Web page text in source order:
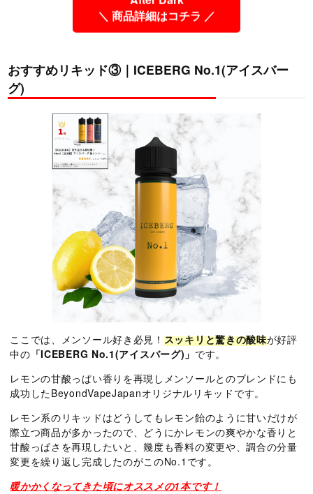
＼ 商品詳細はコチラ ／
おすすめリキッド③｜ICEBERG No.1(アイスバー
グ)
ここでは、メンソール好き必見！ スッキリと驚きの酸味が好評
中の 「ICEBERG No.1(アイスバーグ)」 です。
レモンの甘酸っぱい香りを再現しメンソールとのブレンドにも
成功したBeyondVapeJapanオリジナルリキッドです。
レモン系のリキッドはどうしてもレモン飴のように甘いだけが
際立つ商品が多かったので、どうにかレモンの爽やかな香りと
甘酸っぱさを再現したいと、幾度も香料の変更や、調合の分量
変更を繰り返し完成したのがこのNo.1です。
暖かかくなってきた頃にオススメの1本です！